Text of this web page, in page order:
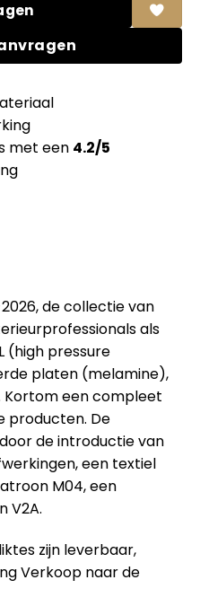
met een 4.2/5
de collectie van
als
(high pressure
platen (melamine),
Kortom een compleet
producten. De
de introductie van
een textiel
M04, een
V2A.
zijn leverbaar,
Verkoop naar de